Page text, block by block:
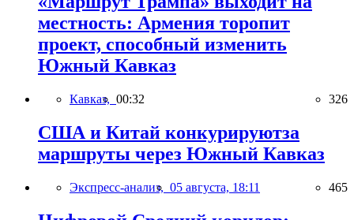
местность: Армения торопит
проект, способный изменить
Южный Кавказ
Кавказ, 00:32 326
США и Китай конкурируютза
маршруты через Южный Кавказ
Экспресс-анализ, 05 августа, 18:11 465